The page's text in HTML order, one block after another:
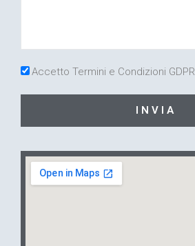
Accetto Termini e Condizioni GDPR
I N V I A